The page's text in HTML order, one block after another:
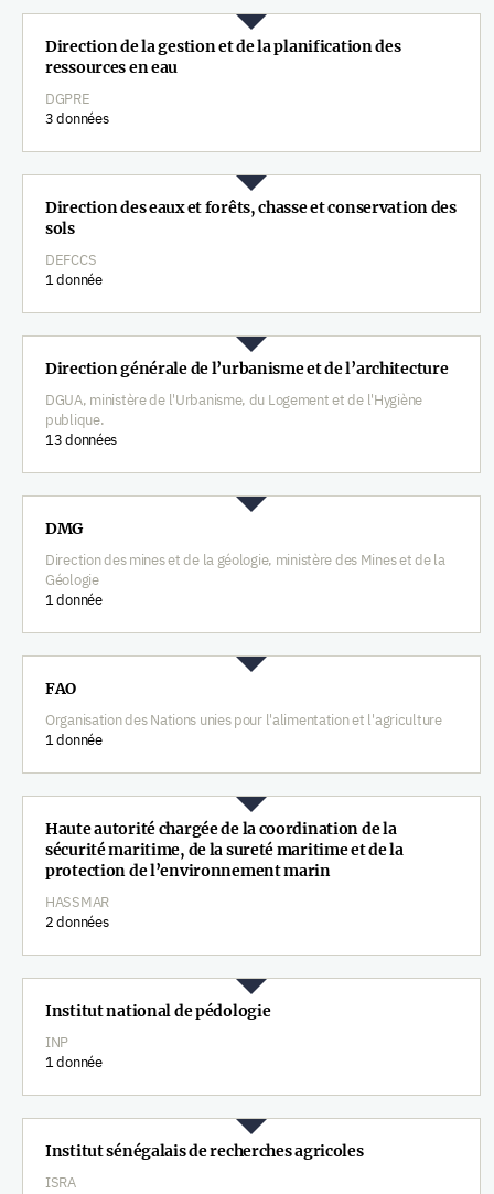
Direction de la gestion et de la planification des
ressources en eau
DGPRE
3 données
Direction des eaux et forêts, chasse et conservation des
sols
DEFCCS
1 donnée
Direction générale de l’urbanisme et de l’architecture
DGUA, ministère de l'Urbanisme, du Logement et de l'Hygiène
publique.
13 données
DMG
Direction des mines et de la géologie, ministère des Mines et de la
Géologie
1 donnée
FAO
Organisation des Nations unies pour l'alimentation et l'agriculture
1 donnée
Haute autorité chargée de la coordination de la
sécurité maritime, de la sureté maritime et de la
protection de l’environnement marin
HASSMAR
2 données
Institut national de pédologie
INP
1 donnée
Institut sénégalais de recherches agricoles
ISRA